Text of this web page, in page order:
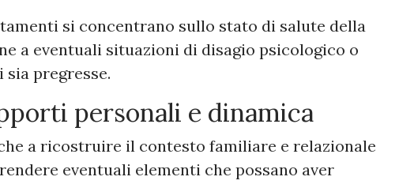
si concentrano sullo stato di salute della
a eventuali situazioni di disagio psicologico o
sia pregresse.
personali e dinamica
a ricostruire il contesto familiare e relazionale
eventuali elementi che possano aver